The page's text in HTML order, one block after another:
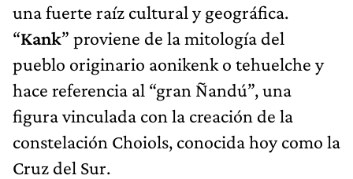
una fuerte raíz cultural y geográfica.
“Kank” proviene de la mitología del
pueblo originario aonikenk o tehuelche y
hace referencia al “gran Ñandú”, una
figura vinculada con la creación de la
constelación Choiols, conocida hoy como la
Cruz del Sur.